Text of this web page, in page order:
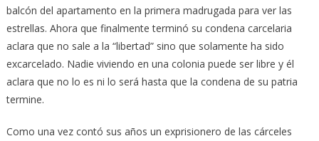
balcón del apartamento en la primera madrugada para ver las
estrellas. Ahora que finalmente terminó su condena carcelaria
aclara que no sale a la “libertad” sino que solamente ha sido
excarcelado. Nadie viviendo en una colonia puede ser libre y él
aclara que no lo es ni lo será hasta que la condena de su patria
termine.
Como una vez contó sus años un exprisionero de las cárceles